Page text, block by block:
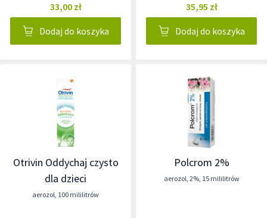
33,00 zł
Dodaj do koszyka
35,95 zł
Dodaj do koszyka
Otrivin Oddychaj czysto
dla dzieci
aerozol, 100 mililitrów
Polcrom 2%
aerozol, 2%, 15 mililitrów